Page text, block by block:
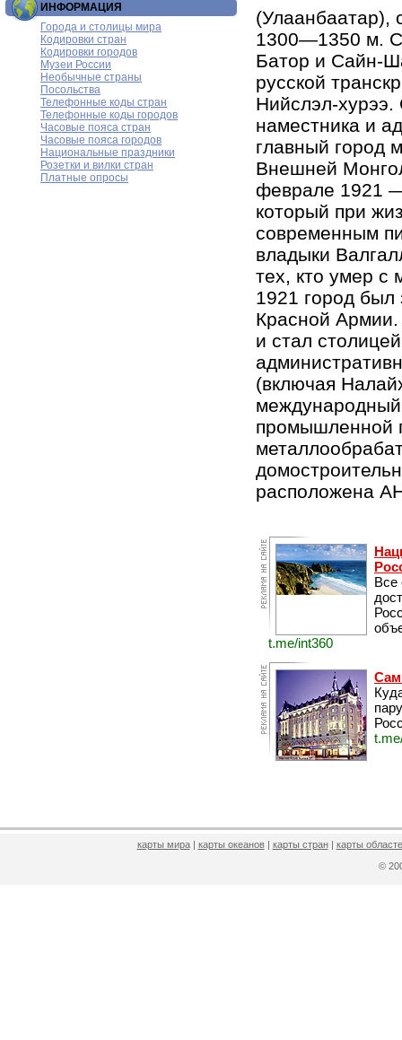
ИНФОРМАЦИЯ
Города и столицы мира
Кодировки стран
Кодировки городов
Музеи России
Необычные страны
Посольства
Телефонные коды стран
Телефонные коды городов
Часовые пояса стран
Часовые пояса городов
Национальные праздники
Розетки и вилки стран
Платные опросы
(Улаанбаатар),
1300—1350 м.
Батор и Сайн-
русской
Нийслэл-
наместника и
главный город
Внешней
феврале 1921
который при
современным
владыки
тех, кто умер с
1921 город был
Красной
и стал
(включая
международный
промышленной
расположена
Все
t.me/int360
карты мира| карты океанов| карты стран| карты
©